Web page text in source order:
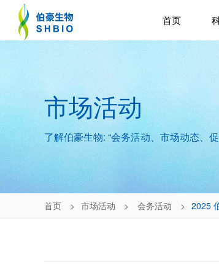
首页
市场活动
了解伯豪生物: “会务活动、市场动态、促
首页 市场活动 会务活动 2025